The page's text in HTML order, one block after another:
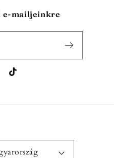
e-mailjeinkre
TikTok